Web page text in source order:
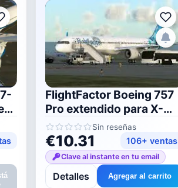
FlightFactor Boeing 757
Pro extendido para X-
Plane 11/12Sin reseñas
€10.31 106+ ventas
Clave al instante en tu email
Detalles Agregar al carrito